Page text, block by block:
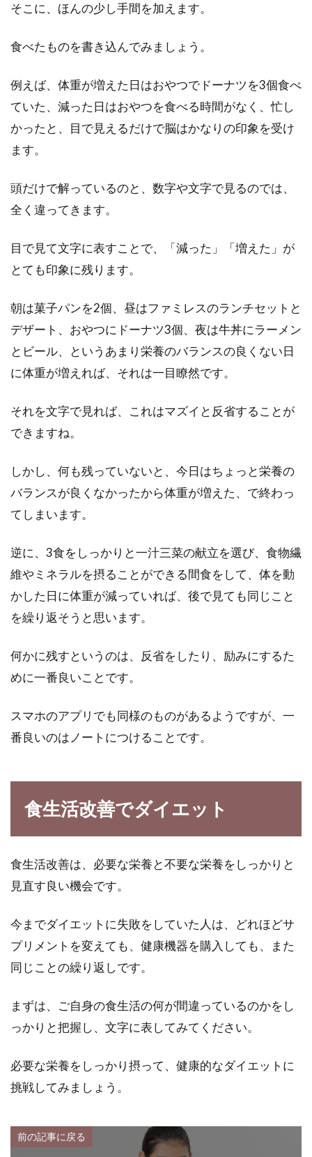
そこに、ほんの少し手間を加えます。
食べたものを書き込んでみましょう。
例えば、体重が増えた日はおやつでドーナツを3個食べ
ていた、減った日はおやつを食べる時間がなく、忙し
かったと、目で見えるだけで脳はかなりの印象を受け
ます。
頭だけで解っているのと、数字や文字で見るのでは、
全く違ってきます。
目で見て文字に表すことで、「減った」「増えた」が
とても印象に残ります。
朝は菓子パンを2個、昼はファミレスのランチセットと
デザート、おやつにドーナツ3個、夜は牛丼にラーメン
とビール、というあまり栄養のバランスの良くない日
に体重が増えれば、それは一目瞭然です。
それを文字で見れば、これはマズイと反省することが
できますね。
しかし、何も残っていないと、今日はちょっと栄養の
バランスが良くなかったから体重が増えた、で終わっ
てしまいます。
逆に、3食をしっかりと一汁三菜の献立を選び、食物繊
維やミネラルを摂ることができる間食をして、体を動
かした日に体重が減っていれば、後で見ても同じこと
を繰り返そうと思います。
何かに残すというのは、反省をしたり、励みにするた
めに一番良いことです。
スマホのアプリでも同様のものがあるようですが、一
番良いのはノートにつけることです。
食生活改善でダイエット
食生活改善は、必要な栄養と不要な栄養をしっかりと
見直す良い機会です。
今までダイエットに失敗をしていた人は、どれほどサ
プリメントを変えても、健康機器を購入しても、また
同じことの繰り返しです。
まずは、ご自身の食生活の何が間違っているのかをし
っかりと把握し、文字に表してみてください。
必要な栄養をしっかり摂って、健康的なダイエットに
挑戦してみましょう。
前の記事に戻る